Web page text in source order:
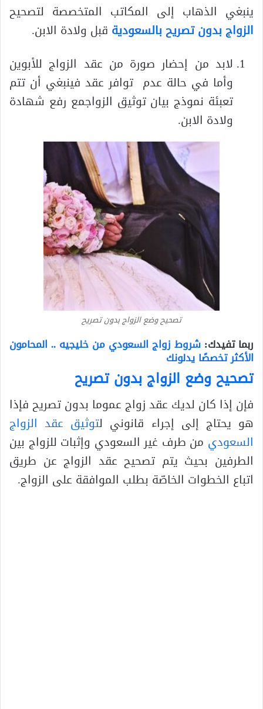
ينبغي الذهاب إلى المكاتب المتخصصة لتصحيح
الزواج بدون تصريح بالسعودية قبل ولادة الابن.
لابد من إحضار صورة من عقد الزواج للأبوين
وأما في حالة عدم توافر عقد فينبغي أن تتم
تعبئة نموذج بيان توثيق الزواجمع رفع شهادة
ولادة الابن.
تصحيح وضع الزواج بدون تصريح
ربما تفيدك: شروط زواج السعودي من خليجيه .. المحامون
الأكثر تخصصًا يدلونك
تصحيح وضع الزواج بدون تصريح
فإن إذا كان لديك عقد زواج عموما بدون تصريح فإذا
هو يحتاج إلى إجراء قانوني لتوثيق عقد الزواج
السعودي من طرف غير السعودي وإثبات للزواج بين
الطرفين بحيث يتم تصحيح عقد الزواج عن طريق
اتباع الخطوات الخاصّة بطلب الموافقة على الزواج.